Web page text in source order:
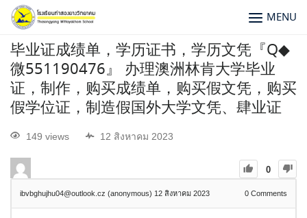
MENU
毕业证成绩单，学历证书，学历文凭『Q◆
微551190476』 办理澳洲林肯大学毕业
证，制作，购买成绩单，购买假文凭，购买
假学位证，制造假国外大学文凭、肆业证
149 views 12 สิงหาคม 2023
0
ibvbghujhu04@outlook.cz (anonymous) 12 สิงหาคม 2023 0 Comments